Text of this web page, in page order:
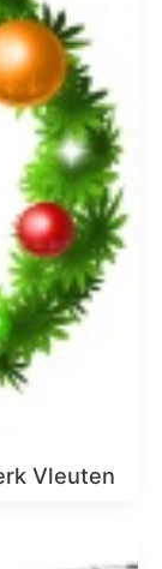
Vleuten